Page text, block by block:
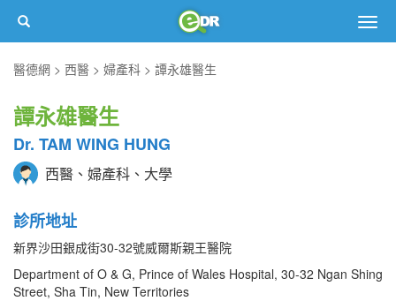
醫德網
西醫 婦產科 譚永雄醫生
譚永雄醫生
Dr. TAM WING HUNG
西醫、婦產科、大學
診所地址
新界沙田銀成街30-32號威爾斯親王醫院
Department of O & G, Prince of Wales Hospital, 30-32 Ngan Shing
Street, Sha Tin, New Territories